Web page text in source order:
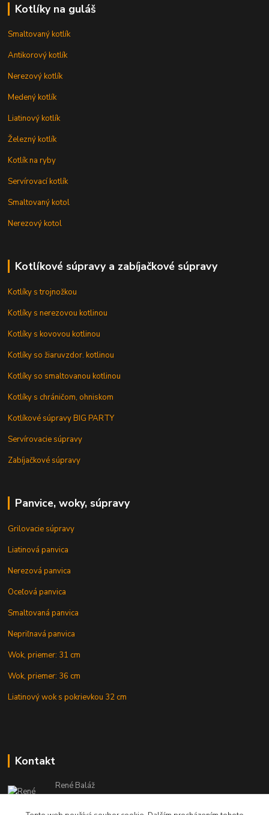
Kotlíky na guláš
Smaltovaný kotlík
Antikorový kotlík
Nerezový kotlík
Medený kotlík
Liatinový kotlík
Železný kotlík
Kotlík na ryby
Servírovací kotlík
Smaltovaný kotol
Nerezový kotol
Kotlíkové súpravy a zabíjačkové súpravy
Kotlíky s trojnožkou
Kotlíky s nerezovou kotlinou
Kotlíky s kovovou kotlinou
Kotlíky so žiaruvzdor. kotlinou
Kotlíky so smaltovanou kotlinou
Kotlíky s chráničom, ohniskom
Kotlíkové súpravy BIG PARTY
Servírovacie súpravy
Zabíjačkové súpravy
Panvice, woky, súpravy
Grilovacie súpravy
Liatinová panvica
Nerezová panvica
Oceľová panvica
Smaltovaná panvica
Nepriľnavá panvica
Wok, priemer: 31 cm
Wok, priemer: 36 cm
Liatinový wok s pokrievkou 32 cm
Kontakt
René Baláž
Eshop: +421 902 212 007
od 8:00 - do 16:00 hod